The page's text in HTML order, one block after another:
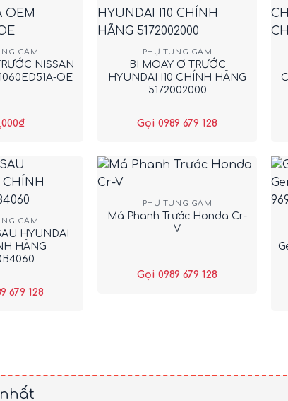
GẦM
NISSAN
OE
₫
+
PHỤ TÙNG GẦM
BI MOAY Ơ TRƯỚC
HYUNDAI I10 CHÍNH HÃNG
5172002000
Gọi 0989 679 128
GẦM
HYUNDAI
HÃNG
679 128
+
PHỤ TÙNG GẦM
Má Phanh Trước Honda Cr-
V
Gọi 0989 679 128